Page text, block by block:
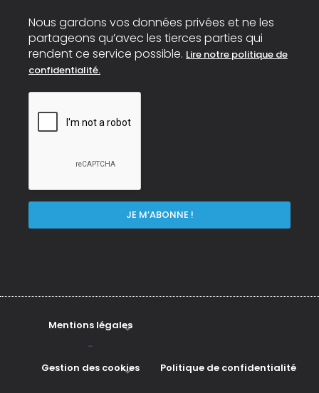
Nous gardons vos données privées et ne les
partageons qu’avec les tierces parties qui
rendent ce service possible. Lire notre politique de
confidentialité.
Mentions légales
-
Gestion des cookies
Politique de confidentialité